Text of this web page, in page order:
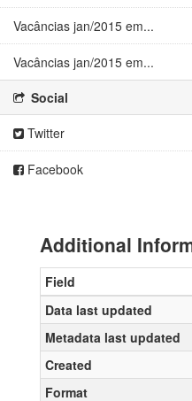
Vacâncias jan/2015 em...
Vacâncias jan/2015 em...
Social
Twitter
Facebook
Additional
Field
Data last updated
Metadata last updated
Created
Format